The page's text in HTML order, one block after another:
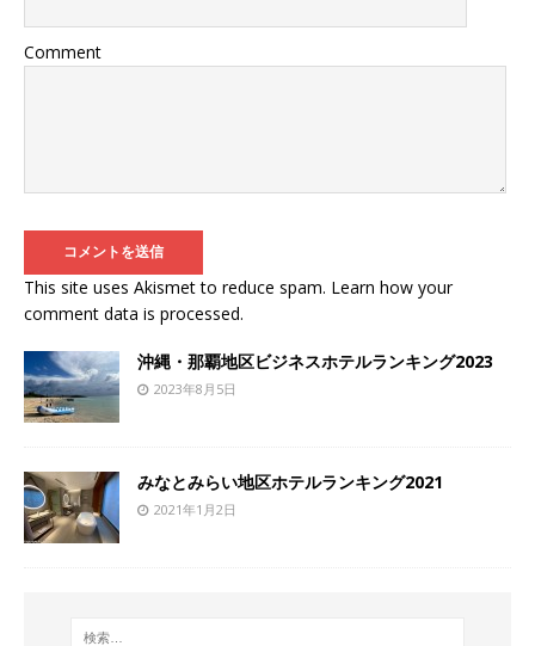
Comment
This site uses Akismet to reduce spam. Learn how your
comment data is processed.
沖縄・那覇地区ビジネスホテルランキング2023
2023年8月5日
みなとみらい地区ホテルランキング2021
2021年1月2日